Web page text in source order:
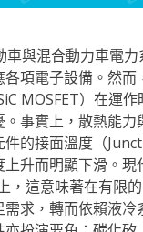
與混合動力車電
項電子設備。然
MOSFET）在運
事實上，散熱能
的接面溫度（
升而明顯下滑。
，這意味著在有限
求，轉而依賴液